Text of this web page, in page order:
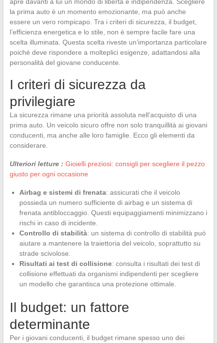
la prima auto è un momento emozionante, ma può anche
essere un vero rompicapo. Tra i criteri di sicurezza, il budget,
l’efficienza energetica e lo stile, non è sempre facile fare una
scelta illuminata. Questa scelta riveste un’importanza particolare
poiché deve rispondere a molteplici esigenze, adattandosi alla
personalità del giovane conducente.
I criteri di sicurezza da
privilegiare
La sicurezza rimane una priorità assoluta nell’acquisto di una
prima auto. Un veicolo sicuro offre non solo tranquillità ai giovani
conducenti, ma anche alle loro famiglie. Ecco gli elementi da
considerare.
Ulteriori letture : Gioielli preziosi: consigli per scegliere il pezzo
giusto per ogni occasione
Airbag e sistemi di frenata: assicurati che il veicolo
possieda un numero sufficiente di airbag e un sistema di
frenata antibloccaggio. Questi equipaggiamenti minimizzano i
rischi in caso di incidente.
Controllo di stabilità: un sistema di controllo di stabilità può
aiutare a mantenere la traiettoria del veicolo, soprattutto su
strade scivolose.
Risultati ai test di collisione: consulta i risultati dei test di
collisione effettuati da organismi indipendenti per scegliere
un modello che garantisca una protezione ottimale.
Il budget: un fattore
determinante
Per i giovani conducenti, il budget rimane spesso uno dei